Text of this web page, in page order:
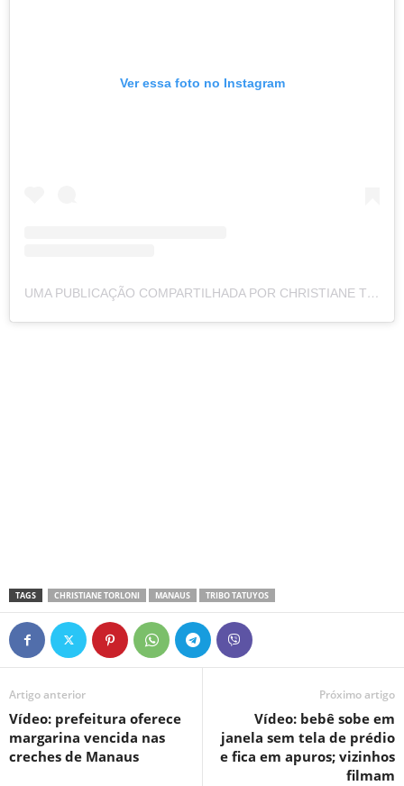
Ver essa foto no Instagram
UMA PUBLICAÇÃO COMPARTILHADA POR CHRISTIANE TORLONI (@CHRISTORLONI)
TAGS CHRISTIANE TORLONI MANAUS TRIBO TATUYOS
Artigo anterior
Vídeo: prefeitura oferece
margarina vencida nas
creches de Manaus
Próximo artigo
Vídeo: bebê sobe em
janela sem tela de prédio
e fica em apuros; vizinhos
filmam